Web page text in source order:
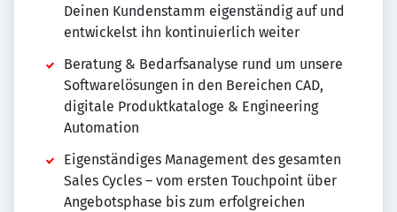
Deinen Kundenstamm eigenständig auf und
entwickelst ihn kontinuierlich weiter
Beratung & Bedarfsanalyse rund um unsere
Softwarelösungen in den Bereichen CAD,
digitale Produktkataloge & Engineering
Automation
Eigenständiges Management des gesamten
Sales Cycles – vom ersten Touchpoint über
Angebotsphase bis zum erfolgreichen